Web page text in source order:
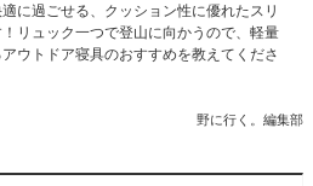
に過ごせる、クッション性に優れたスリ
リュック一つで登山に向かうので、軽量
ウトドア寝具のおすすめを教えてくださ
野に行く。編集部